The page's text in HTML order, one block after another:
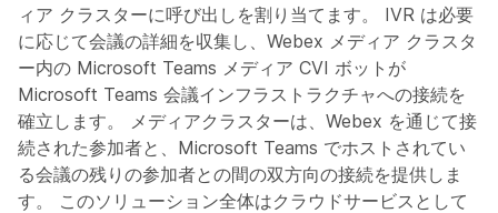
ィア クラスターに呼び出しを割り当てます。 IVR は必要
に応じて会議の詳細を収集し、Webex メディア クラスタ
ー内の Microsoft Teams メディア CVI ボットが
Microsoft Teams 会議インフラストラクチャへの接続を
確立します。 メディアクラスターは、Webex を通じて接
続された参加者と、Microsoft Teams でホストされてい
る会議の残りの参加者との間の双方向の接続を提供しま
す。 このソリューション全体はクラウドサービスとして